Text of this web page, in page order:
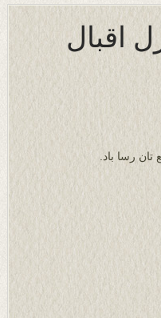
اقبال
رسا باد.